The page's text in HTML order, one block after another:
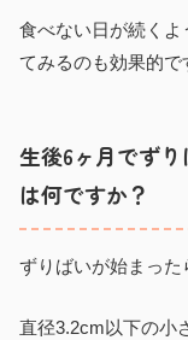
食べない日が続くよ
てみるのも効果的で
生後6ヶ月でず
は何ですか？
ずりばいが始まった
直径3.2cm以下の小